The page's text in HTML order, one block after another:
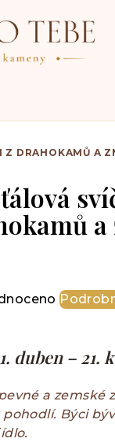
Z DRAHOKAMŮ A
duben – 21.
a zemské
pohodlí. Býci